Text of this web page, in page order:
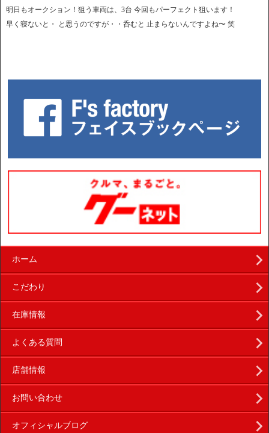
明日もオークション！狙う車両は、3台 今回もパーフェクト狙います！
早く寝ないと・ と思うのですが・・呑むと 止まらないんですよね〜 笑
ホーム
こだわり
在庫情報
よくある質問
店舗情報
お問い合わせ
オフィシャルブログ